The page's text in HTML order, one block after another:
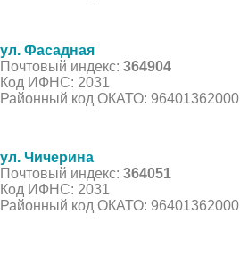
ул. Фасадная
Почтовый индекс: 364904
Код ИФНС: 2031
Районный код ОКАТО: 96401362000
ул. Чичерина
Почтовый индекс: 364051
Код ИФНС: 2031
Районный код ОКАТО: 96401362000